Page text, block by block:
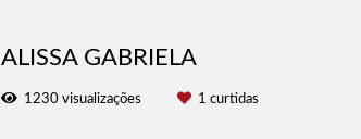
ALISSA GABRIELA
1230 visualizações 1 curtidas